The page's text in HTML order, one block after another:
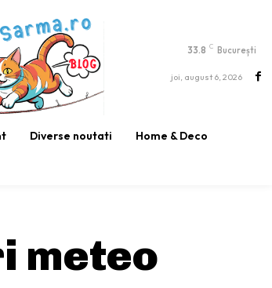
33.8 C București
joi, august 6, 2026
Diverse noutati Home & Deco
meteo